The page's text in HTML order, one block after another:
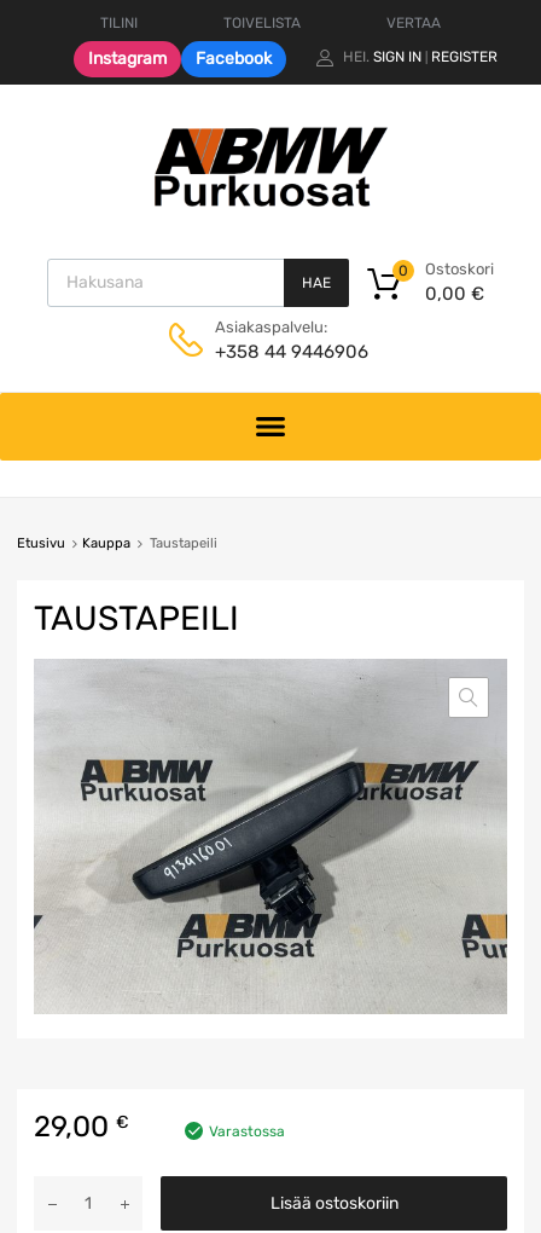
TILINI TOIVELISTA VERTAA
Instagram Facebook HEI. SIGN IN REGISTER
Products search
HAE
Ostoskori
0,00 €
0
Asiakaspalvelu:
+358 44 9446906
content
Etusivu Kauppa Taustapeili
TAUSTAPEILI
29,00 € Varastossa
määrä
Lisää ostoskoriin